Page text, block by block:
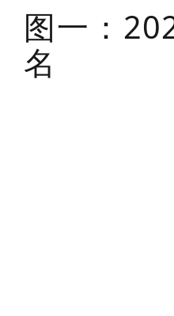
图一：
名